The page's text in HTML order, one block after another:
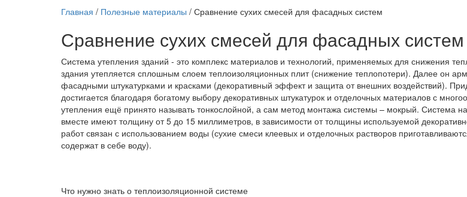
Главная / Полезные материалы / Сравнение сухих смесей для фасадных систем
Сравнение сухих смесей для фасадных систем
Система утепления зданий - это комплекс материалов и технологий, применяемых для снижения
здания утепляется сплошным слоем теплоизоляционных плит (снижение теплопотери). Далее он
фасадными штукатурками и красками (декоративный эффект и защита от внешних воздействий).
достигается благодаря богатому выбору декоративных штукатурок и отделочных материалов с
утепления ещё принято называть тонкослойной, а сам метод монтажа системы – мокрый. Система
вместе имеют толщину от 5 до 15 миллиметров, в зависимости от толщины используемой
работ связан с использованием воды (сухие смеси клеевых и отделочных растворов
содержат в себе воду).
Что нужно знать о теплоизоляционной системе